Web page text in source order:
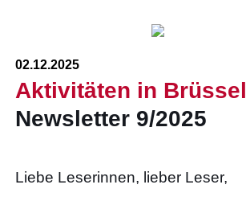
02.12.2025
Aktivitäten in Brüssel
Newsletter 9/2025
Liebe Leserinnen, lieber Leser,